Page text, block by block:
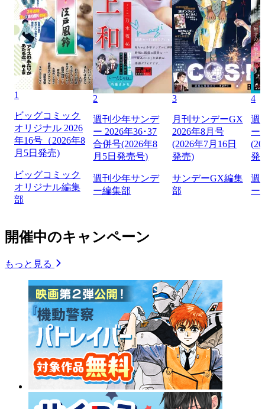
1
ビッグコミック
オリジナル 2026
年16号（2026年8
月5日発売)
ビッグコミック
オリジナル編集
部
2
週刊少年サンデ
ー 2026年36･37
合併号(2026年8
月5日発売号)
週刊少年サンデ
ー編集部
3
月刊サンデーGX
2026年8月号
(2026年7月16日
発売)
サンデーGX編集
部
4
週
ー
発
週
ー
開催中のキャンペーン
もっと見る